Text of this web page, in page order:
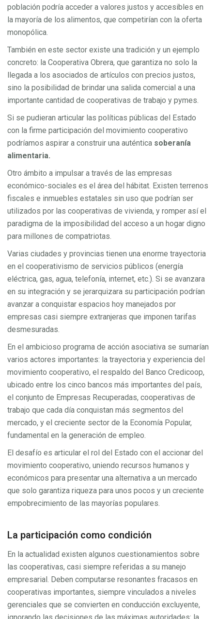
población podría acceder a valores justos y accesibles en
la mayoría de los alimentos, que competirían con la oferta
monopólica.
También en este sector existe una tradición y un ejemplo
concreto: la Cooperativa Obrera, que garantiza no solo la
llegada a los asociados de artículos con precios justos,
sino la posibilidad de brindar una salida comercial a una
importante cantidad de cooperativas de trabajo y pymes.
Si se pudieran articular las políticas públicas del Estado
con la firme participación del movimiento cooperativo
podríamos aspirar a construir una auténtica soberanía
alimentaria.
Otro ámbito a impulsar a través de las empresas
económico-sociales es el área del hábitat. Existen terrenos
fiscales e inmuebles estatales sin uso que podrían ser
utilizados por las cooperativas de vivienda, y romper así el
paradigma de la imposibilidad del acceso a un hogar digno
para millones de compatriotas.
Varias ciudades y provincias tienen una enorme trayectoria
en el cooperativismo de servicios públicos (energía
eléctrica, gas, agua, telefonía, internet, etc.). Si se avanzara
en su integración y se jerarquizara su participación podrían
avanzar a conquistar espacios hoy manejados por
empresas casi siempre extranjeras que imponen tarifas
desmesuradas.
En el ambicioso programa de acción asociativa se sumarían
varios actores importantes: la trayectoria y experiencia del
movimiento cooperativo, el respaldo del Banco Credicoop,
ubicado entre los cinco bancos más importantes del país,
el conjunto de Empresas Recuperadas, cooperativas de
trabajo que cada día conquistan más segmentos del
mercado, y el creciente sector de la Economía Popular,
fundamental en la generación de empleo.
El desafío es articular el rol del Estado con el accionar del
movimiento cooperativo, uniendo recursos humanos y
económicos para presentar una alternativa a un mercado
que solo garantiza riqueza para unos pocos y un creciente
empobrecimiento de las mayorías populares.
La participación como condición
En la actualidad existen algunos cuestionamientos sobre
las cooperativas, casi siempre referidas a su manejo
empresarial. Deben computarse resonantes fracasos en
cooperativas importantes, siempre vinculados a niveles
gerenciales que se convierten en conducción excluyente,